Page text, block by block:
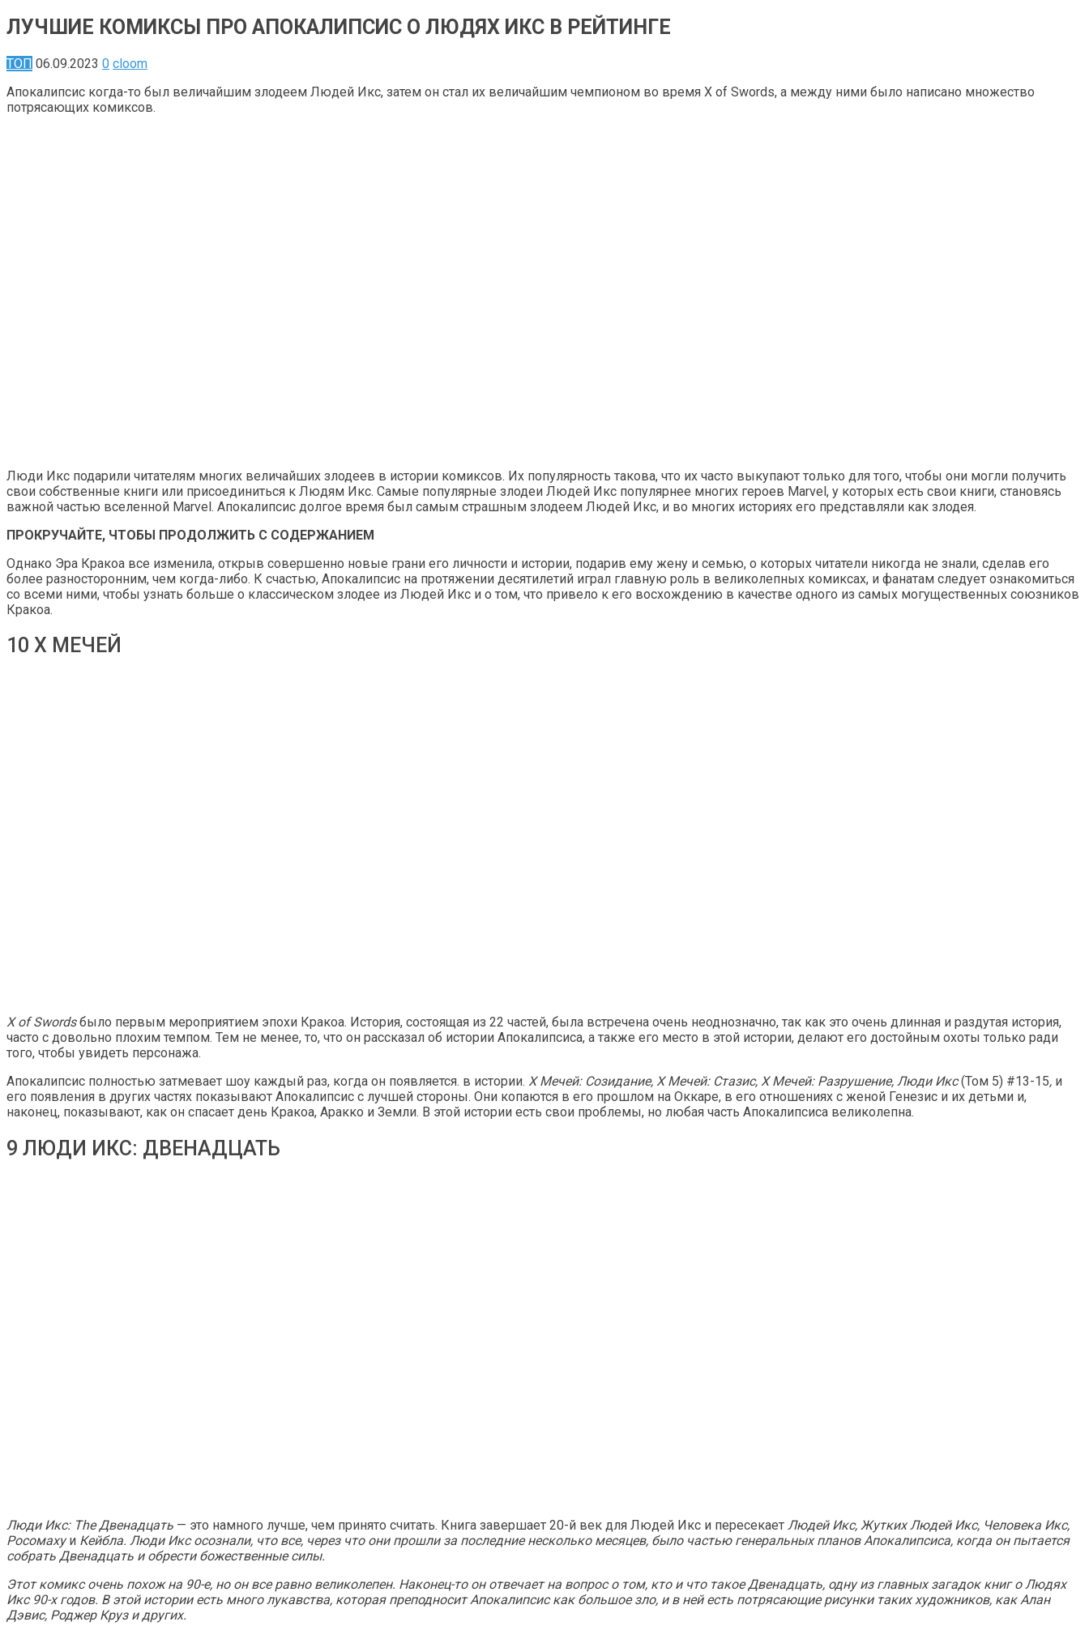
ЛУЧШИЕ КОМИКСЫ ПРО АПОКАЛИПСИС О ЛЮДЯХ ИКС В РЕЙТИНГЕ
ТОП 06.09.2023 0 cloom
Апокалипсис когда-то был величайшим злодеем Людей Икс, затем он стал их величайшим чемпионом во время X of Swords, а между ними было написано множество
потрясающих комиксов.
Люди Икс подарили читателям многих величайших злодеев в истории комиксов. Их популярность такова, что их часто выкупают только для того, чтобы они могли получить
свои собственные книги или присоединиться к Людям Икс. Самые популярные злодеи Людей Икс популярнее многих героев Marvel, у которых есть свои книги, становясь
важной частью вселенной Marvel. Апокалипсис долгое время был самым страшным злодеем Людей Икс, и во многих историях его представляли как злодея.
ПРОКРУЧАЙТЕ, ЧТОБЫ ПРОДОЛЖИТЬ С СОДЕРЖАНИЕМ
Однако Эра Кракоа все изменила, открыв совершенно новые грани его личности и истории, подарив ему жену и семью, о которых читатели никогда не знали, сделав его
более разносторонним, чем когда-либо. К счастью, Апокалипсис на протяжении десятилетий играл главную роль в великолепных комиксах, и фанатам следует ознакомиться
со всеми ними, чтобы узнать больше о классическом злодее из Людей Икс и о том, что привело к его восхождению в качестве одного из самых могущественных союзников
Кракоа.
10 X МЕЧЕЙ
X of Swordsбыло первым мероприятием эпохи Кракоа. История, состоящая из 22 частей, была встречена очень неоднозначно, так как это очень длинная и раздутая история,
часто с довольно плохим темпом. Тем не менее, то, что он рассказал об истории Апокалипсиса, а также его место в этой истории, делают его достойным охоты только ради
того, чтобы увидеть персонажа.
Апокалипсис полностью затмевает шоу каждый раз, когда он появляется. в истории. X Мечей: Созидание, X Мечей: Стазис, X Мечей: Разрушение, Люди Икс(Том 5) #13-15, и
его появления в других частях показывают Апокалипсис с лучшей стороны. Они копаются в его прошлом на Оккаре, в его отношениях с женой Генезис и их детьми и,
наконец, показывают, как он спасает день Кракоа, Аракко и Земли. В этой истории есть свои проблемы, но любая часть Апокалипсиса великолепна.
9 ЛЮДИ ИКС: ДВЕНАДЦАТЬ
Люди Икс: The Двенадцать — это намного лучше, чем принято считать. Книга завершает 20-й век для Людей Икс и пересекает Людей Икс, Жутких Людей Икс, Человека Икс,
Росомахуи Кейбла. Люди Икс осознали, что все, через что они прошли за последние несколько месяцев, было частью генеральных планов Апокалипсиса, когда он пытается
собрать Двенадцать и обрести божественные силы.
Этот комикс очень похож на 90-е, но он все равно великолепен. Наконец-то он отвечает на вопрос о том, кто и что такое Двенадцать, одну из главных загадок книг о Людях
Икс 90-х годов. В этой истории есть много лукавства, которая преподносит Апокалипсис как большое зло, и в ней есть потрясающие рисунки таких художников, как Алан
Дэвис, Роджер Круз и других.